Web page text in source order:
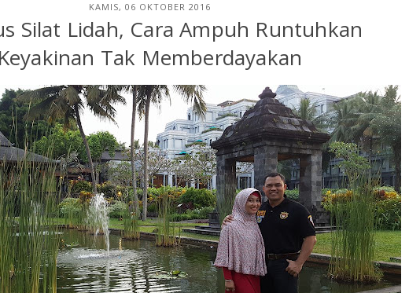
KAMIS, 06 OKTOBER 2016
Silat Lidah, Cara Ampuh Runtuhkan
Keyakinan Tak Memberdayakan